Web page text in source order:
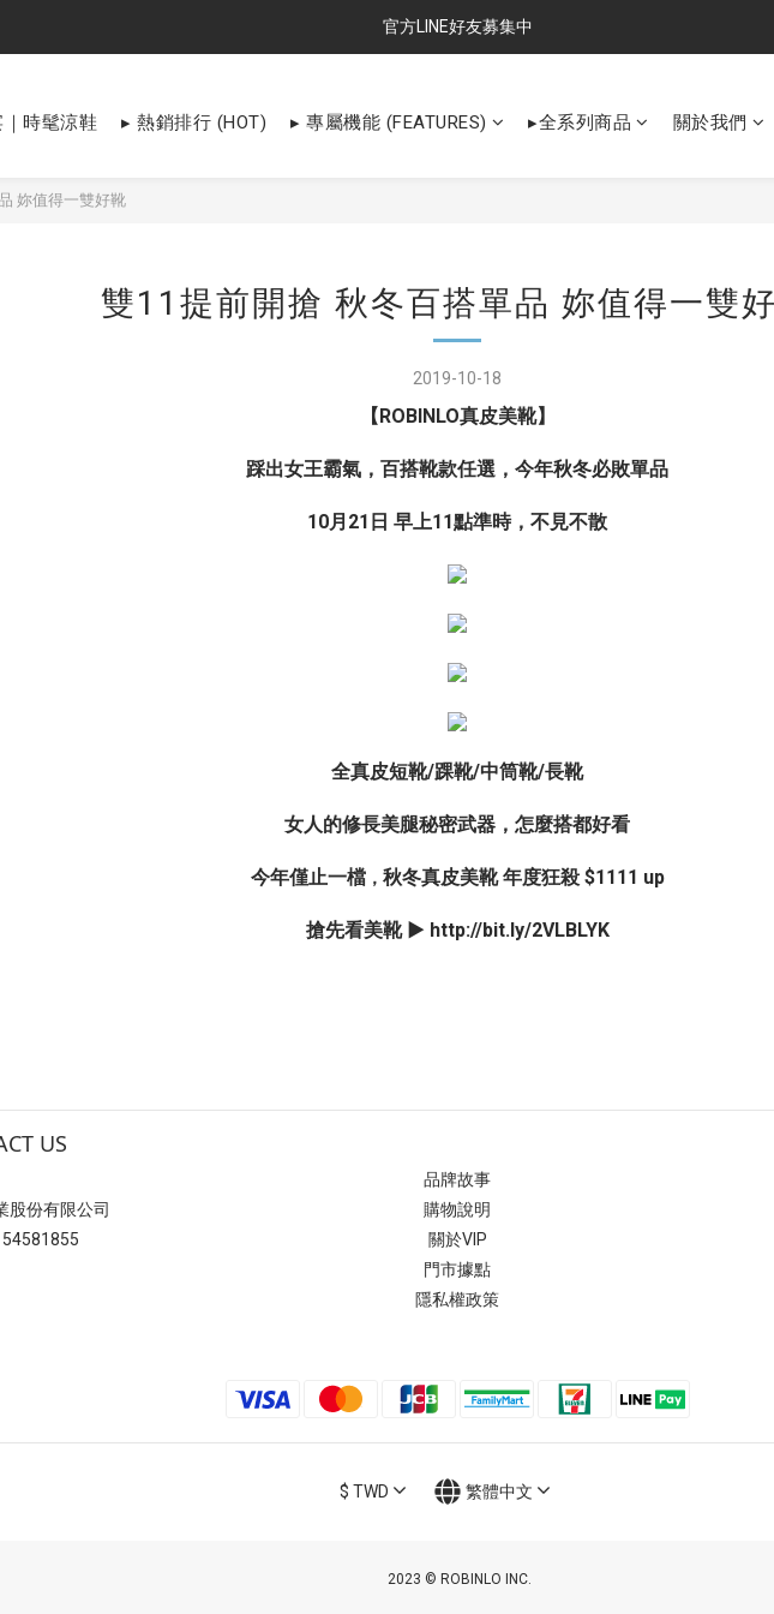
官方LINE好友募集中
時髦涼鞋 ▸ 熱銷排行 (HOT) ▸ 專屬機能 (FEATURES) ▸全系列商品 關於我們
妳值得一雙好靴
雙11提前開搶 秋冬百搭單品 妳值得一雙
2019-10-18
【ROBINLO真皮美靴】
踩出女王霸氣，百搭靴款任選，今年秋冬必敗單品
10月21日 早上11點準時，不見不散
全真皮短靴/踝靴/中筒靴/長靴
女人的修長美腿秘密武器，怎麼搭都好看
今年僅止一檔， 秋冬真皮美靴 年度狂殺 $1111 up
搶先看美靴 ▶ http://bit.ly/2VLBLYK
US
股份有限公司
品牌故事
購物說明
關於VIP
門市據點
隱私權政策
$ TWD 繁體中文
2023 © ROBINLO INC.